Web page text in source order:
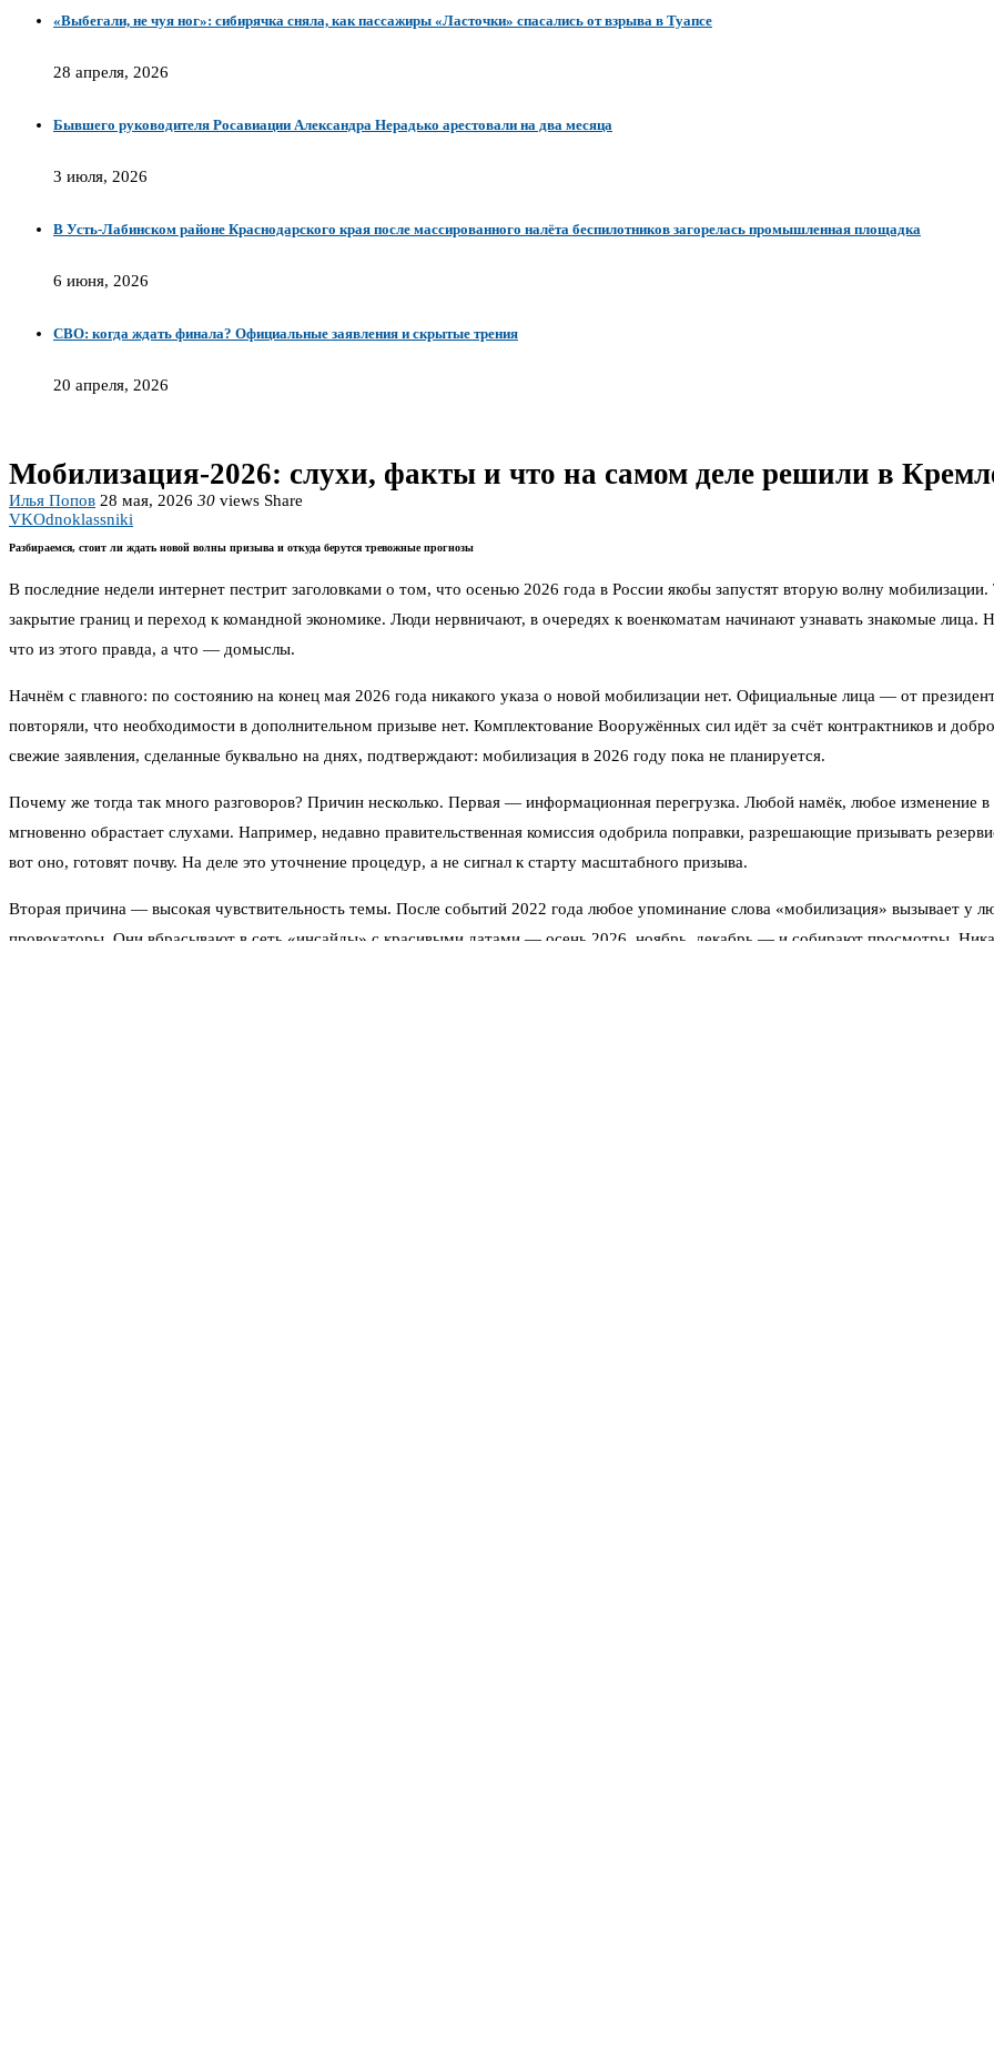
«Выбегали, не чуя ног»: сибирячка сняла, как пассажиры «Ласточки» спасались от взрыва в Туапсе
28 апреля, 2026
Бывшего руководителя Росавиации Александра Нерадько арестовали на два месяца
3 июля, 2026
В Усть-Лабинском районе Краснодарского края после массированного налёта беспилотников загорелась промышленная площадка
6 июня, 2026
СВО: когда ждать финала? Официальные заявления и скрытые трения
20 апреля, 2026
Мобилизация-2026: слухи, факты и что на самом деле решили в
Илья Попов 28 мая, 2026 30 views Share
VKOdnoklassniki
Разбираемся, стоит ли ждать новой волны призыва и откуда берутся тревожные прогнозы
В последние недели интернет пестрит заголовками о том, что осенью 2026 года в России якобы запустят вторую волну
закрытие границ и переход к командной экономике. Люди нервничают, в очередях к военкоматам начинают узнавать знакомые
что из этого правда, а что — домыслы.
Начнём с главного: по состоянию на конец мая 2026 года никакого указа о новой мобилизации нет. Официальные лица — от
повторяли, что необходимости в дополнительном призыве нет. Комплектование Вооружённых сил идёт за счёт контрактников и
свежие заявления, сделанные буквально на днях, подтверждают: мобилизация в 2026 году пока не планируется.
Почему же тогда так много разговоров? Причин несколько. Первая — информационная перегрузка. Любой намёк, любое изменение
мгновенно обрастает слухами. Например, недавно правительственная комиссия одобрила поправки, разрешающие призывать
вот оно, готовят почву. На деле это уточнение процедур, а не сигнал к старту масштабного призыва.
Вторая причина — высокая чувствительность темы. После событий 2022 года любое упоминание слова «мобилизация» вызывает у
провокаторы. Они вбрасывают в сеть «инсайды» с красивыми датами — осень 2026, ноябрь, декабрь — и собирают просмотры.